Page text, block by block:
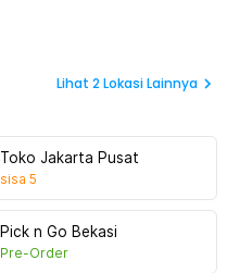
Lihat 2Lokasi Lainnya
Toko Jakarta Pusat
sisa 5
Pick n Go Bekasi
Pre-Order